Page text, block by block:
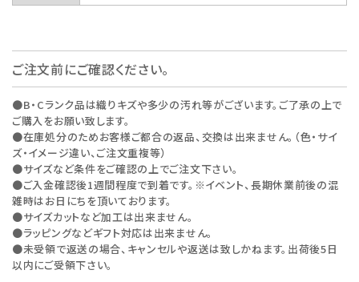
ご注文前にご確認ください。
●B・Cランク品は織りキズや多少の汚れ等がございます。ご了承の上で
ご購入をお願い致します。
●在庫処分のためお客様ご都合の返品、交換は出来ません。（色・サイ
ズ・イメージ違い、ご注文重複等）
●サイズなど条件をご確認の上でご注文下さい。
●ご入金確認後1週間程度で到着です。※イベント、長期休業前後の混
雑時はお日にちを頂いております。
●サイズカットなど加工は出来ません。
●ラッピングなどギフト対応は出来ません。
●未受領で返送の場合、キャンセルや返送は致しかねます。出荷後5日
以内にご受領下さい。